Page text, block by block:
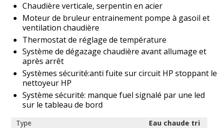
Chaudière verticale, serpentin en acier
Moteur de bruleur entrainement pompe à gasoil et
ventilation chaudière
Thermostat de réglage de température
Système de dégazage chaudière avant allumage et
après arrêt
Systèmes sécurité:anti fuite sur circuit HP stoppant le
nettoyeur HP
Système sécurité: manque fuel signalé par une led
sur le tableau de bord
Type
Eau chaude tri